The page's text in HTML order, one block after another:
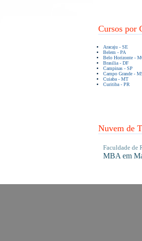
Cursos por
Aracaju - SE
Belem - PA
Belo Horizonte -
Brasilia - DF
Campinas - SP
Campo Grande -
Cuiaba - MT
Curitiba - PR
Nuvem de
Faculdade de
MBA em